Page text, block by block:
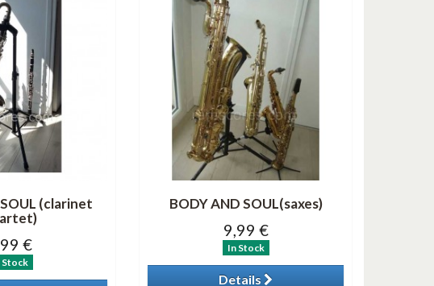
(clarinet
€
Stock
BODY AND SOUL(saxes)
9,99 €
In Stock
Details